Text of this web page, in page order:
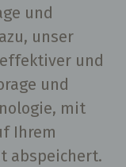
und
unser
und
und
mit
Ihrem
abspeichert.